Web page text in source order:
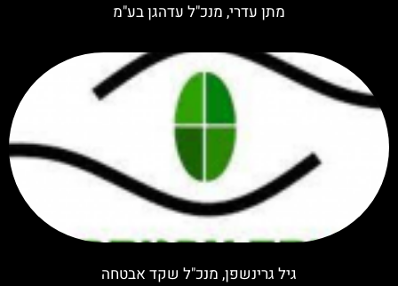
מתן עדרי, מנכ"ל עדהגן בע"מ
גיל גרינשפן, מנכ"ל שקד אבטחה